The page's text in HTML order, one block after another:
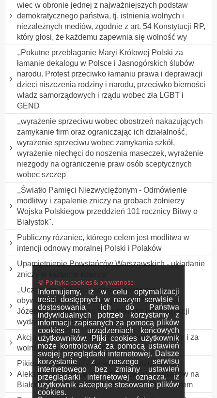
🍪 Polityka cookies & prywatności
Informujemy, iż w celu optymalizacji
treści dostępnych w naszym serwisie i
dostosowania ich do Państwa
indywidualnych potrzeb korzystamy z
informacji zapisanych za pomocą plików
cookies na urządzeniach końcowych
użytkowników. Pliki cookies użytkownik
może kontrolować za pomocą ustawień
swojej przeglądarki internetowej. Dalsze
korzystanie z naszego serwisu
internetowego bez zmiany ustawień
przeglądarki internetowej oznacza, iż
użytkownik akceptuje stosowanie plików
cookies.
wiec w obronie jednej z najważniejszych podstaw
demokratycznego państwa, tj. istnienia wolnych i
niezależnych mediów, zgodnie z art. 54 Konstytucji RP,
który głosi, że każdemu zapewnia się wolność wy
,,Pokutne przebłaganie Maryi Królowej Polski za
łamanie dekalogu w Polsce i Jasnogórskich ślubów
narodu. Protest przeciwko łamaniu prawa i deprawacji
dzieci niszczenia rodziny i narodu, przeciwko bierności
władz samorządowych i rządu wobec zła LGBT i
GEND
,,wyrażenie sprzeciwu wobec obostrzeń nakazujących
zamykanie firm oraz ograniczając ich działalność,
wyrażenie sprzeciwu wobec zamykania szkół,
wyrażenie niechęci do noszenia maseczek, wyrażenie
niezgody na ograniczenie praw osób sceptycznych
wobec szczep
,,Światło Pamięci Niezwyciężonym - Odmówienie
modlitwy i zapalenie zniczy na grobach żołnierzy
Wojska Polskiegow przeddzień 101 rocznicy Bitwy o
Białystok".
Publiczny różaniec, którego celem jest modlitwa w
intencji odnowy moralnej Polski i Polaków
Upamiętnienie Powstańców Warszawskich - układanie
zniczy w kształcie kotwicy
,,Uczczenie 100 lecia nadania honorowego
obywatelstwa miasta Białegostoku Marszałkowi
Józefowi Piłsudskiemu z elementami rekonstrukcji
wydarzeń sprzed 100 lat"
Akcja Solidarności z Białorusią, przeciw torturom i za
wolność dla więźniów politycznych.
Pikieta solidarności z uwięzionymi przez reżim
Aleksandra Łukaszenki, Prezes Związku Polaków na
Białorusi Andżeliką Borys i Andrzejem Poczobutem